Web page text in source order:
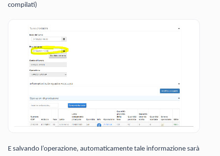
compilati)
E salvando l’operazione, automaticamente tale informazione sarà